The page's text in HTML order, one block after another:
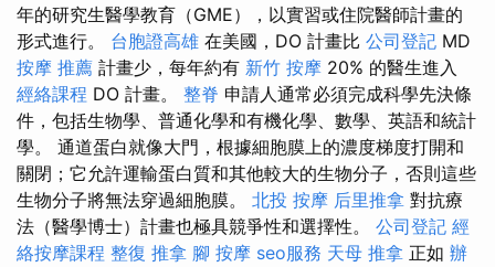
年的研究生醫學教育（GME），以實習或住院醫師計畫的
形式進行。 台胞證高雄 在美國，DO 計畫比 公司登記 MD
按摩 推薦 計畫少，每年約有 新竹 按摩 20% 的醫生進入
經絡課程 DO 計畫。 整脊 申請人通常必須完成科學先決條
件，包括生物學、普通化學和有機化學、數學、英語和統計
學。 通道蛋白就像大門，根據細胞膜上的濃度梯度打開和
關閉；它允許運輸蛋白質和其他較大的生物分子，否則這些
生物分子將無法穿過細胞膜。 北投 按摩 后里推拿 對抗療
法（醫學博士）計畫也極具競爭性和選擇性。 公司登記 經
絡按摩課程 整復 推拿 腳 按摩 seo服務 天母 推拿 正如 辦